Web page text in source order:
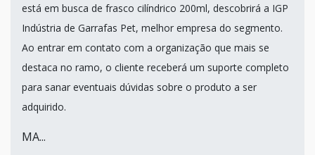
está em busca de frasco cilíndrico 200ml, descobrirá a IGP
Indústria de Garrafas Pet, melhor empresa do segmento.
Ao entrar em contato com a organização que mais se
destaca no ramo, o cliente receberá um suporte completo
para sanar eventuais dúvidas sobre o produto a ser
adquirido.
MA...